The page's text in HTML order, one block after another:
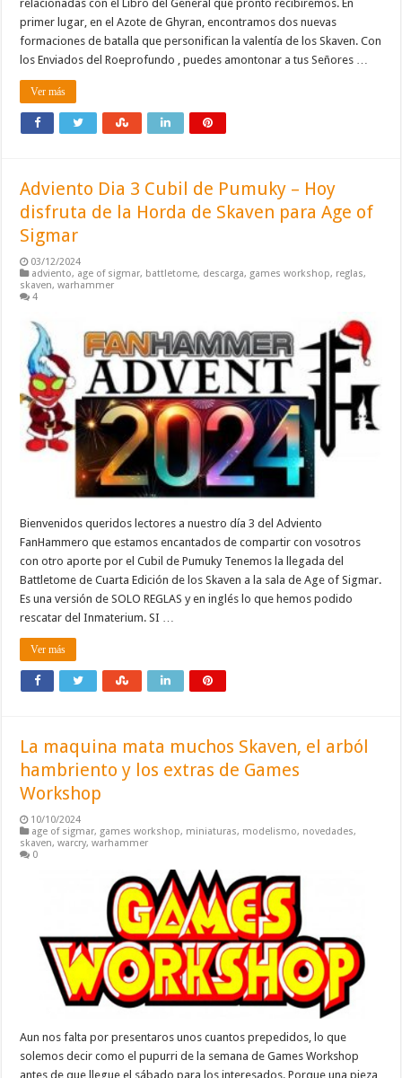
relacionadas con el Libro del General que pronto recibiremos. En
primer lugar, en el Azote de Ghyran, encontramos dos nuevas
formaciones de batalla que personifican la valentía de los Skaven. Con
los Enviados del Roeprofundo , puedes amontonar a tus Señores …
Ver más
Adviento Dia 3 Cubil de Pumuky – Hoy
disfruta de la Horda de Skaven para Age of
Sigmar
03/12/2024
adviento, age of sigmar, battletome, descarga, games workshop, reglas,
skaven,warhammer
4
Bienvenidos queridos lectores a nuestro día 3 del Adviento
FanHammero que estamos encantados de compartir con vosotros
con otro aporte por el Cubil de Pumuky Tenemos la llegada del
Battletome de Cuarta Edición de los Skaven a la sala de Age of Sigmar.
Es una versión de SOLO REGLAS y en inglés lo que hemos podido
rescatar del Inmaterium. SI …
Ver más
La maquina mata muchos Skaven, el arból
hambriento y los extras de Games
Workshop
10/10/2024
age of sigmar, games workshop, miniaturas, modelismo, novedades,
skaven,warcry,warhammer
0
Aun nos falta por presentaros unos cuantos prepedidos, lo que
solemos decir como el pupurri de la semana de Games Workshop
antes de que llegue el sábado para los interesados. Porque una pieza